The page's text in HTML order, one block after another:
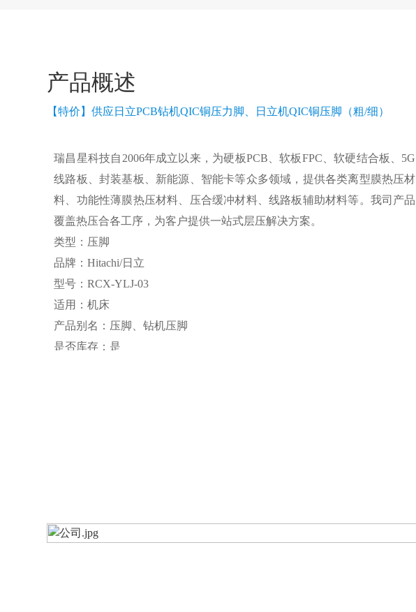
产品概述
【特价】供应日立PCB钻机QIC铜压力脚、日立机QIC铜压脚（粗/细）
瑞昌星科技自2006年成立以来，为硬板PCB、软板FPC、软硬结合板、5G
线路板、封装基板、新能源、智能卡等众多领域，提供各类离型膜热压材
料、功能性薄膜热压材料、压合缓冲材料、线路板辅助材料等。我司产品
覆盖热压合各工序，为客户提供一站式层压解决方案。
类型：压脚
品牌：Hitachi/日立
型号：RCX-YLJ-03
适用：机床
产品别名：压脚、钻机压脚
是否库存：是